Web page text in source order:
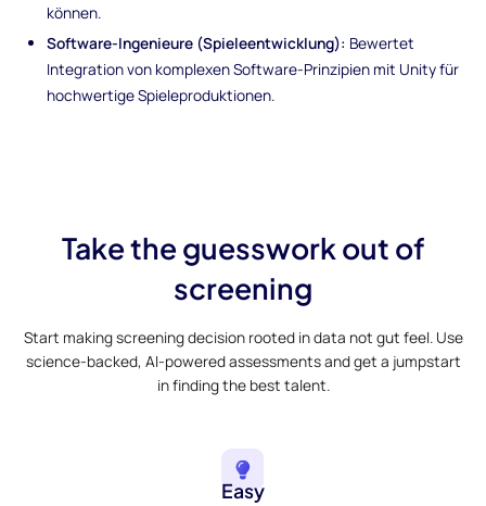
können.
Software-Ingenieure (Spieleentwicklung): Bewertet
Integration von komplexen Software-Prinzipien mit Unity für
hochwertige Spieleproduktionen.
Take the guesswork out of
screening
Start making screening decision rooted in data not gut feel. Use
science-backed, AI-powered assessments and get a jumpstart
in finding the best talent.
Easy